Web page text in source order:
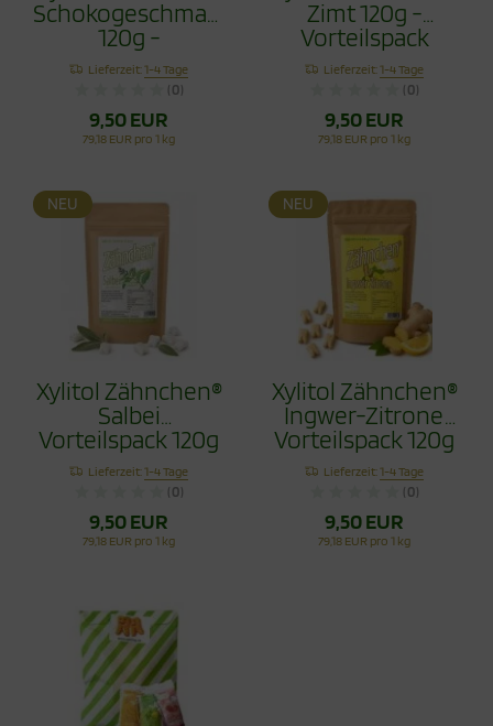
Schokogeschmack
120g -
Vorteilspack
Lieferzeit:1-4 Tage
(0)
9,50 EUR
79,18 EUR pro 1 kg
Zimt 120g -
Vorteilspack
Lieferzeit:1-4 Tage
(0)
9,50 EUR
79,18 EUR pro 1 kg
NEU
Xylitol Zähnchen®
Salbei
Vorteilspack 120g
- Zahnpflege
Bonbons
Lieferzeit:1-4 Tage
(0)
9,50 EUR
79,18 EUR pro 1 kg
NEU
Xylitol Zähnchen®
Ingwer-Zitrone
Vorteilspack 120g
- Zahnpflege
Bonbons
Lieferzeit:1-4 Tage
(0)
9,50 EUR
79,18 EUR pro 1 kg